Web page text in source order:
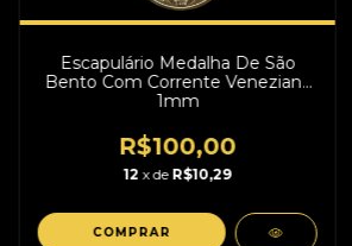
Escapulário Medalha De São
Bento Com Corrente Veneziana
1mm
R$100,00
12 x de R$10,29
COMPRAR